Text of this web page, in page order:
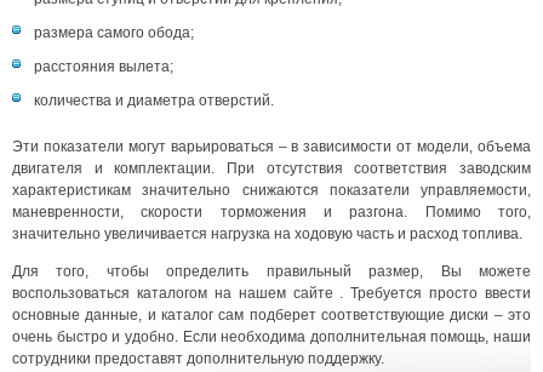
размера самого обода;
расстояния вылета;
количества и диаметра отверстий.
Эти показатели могут варьироваться – в зависимости от модели, объема
двигателя и комплектации. При отсутствия соответствия заводским
характеристикам значительно снижаются показатели управляемости,
маневренности, скорости торможения и разгона. Помимо того,
значительно увеличивается нагрузка на ходовую часть и расход топлива.
Для того, чтобы определить правильный размер, Вы можете
воспользоваться каталогом на нашем сайте . Требуется просто ввести
основные данные, и каталог сам подберет соответствующие диски – это
очень быстро и удобно. Если необходима дополнительная помощь, наши
сотрудники предоставят дополнительную поддержку.